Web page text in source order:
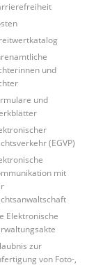
und
und
(EGVP)
mit
Elektronische
zur
von Foto-,